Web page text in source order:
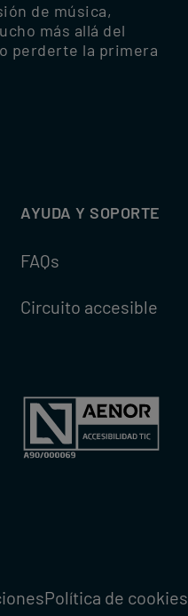
de música,
más allá del
perderte la primera
AYUDA Y SOPORTE
FAQs
Circuito accesible
Política de cookies